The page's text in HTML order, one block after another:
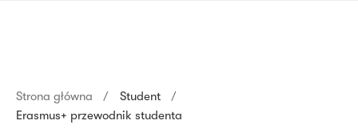
Ścieżka
nawigacyjna
Strona główna
Student
Erasmus+ przewodnik studenta